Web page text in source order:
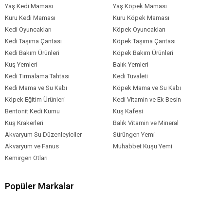
Yaş Kedi Maması
Yaş Köpek Maması
Kuru Kedi Maması
Kuru Köpek Maması
Kedi Oyuncakları
Köpek Oyuncakları
Kedi Taşıma Çantası
Köpek Taşıma Çantası
Kedi Bakım Ürünleri
Köpek Bakım Ürünleri
Kuş Yemleri
Balık Yemleri
Kedi Tırmalama Tahtası
Kedi Tuvaleti
Kedi Mama ve Su Kabı
Köpek Mama ve Su Kabı
Köpek Eğitim Ürünleri
Kedi Vitamin ve Ek Besin
Bentonit Kedi Kumu
Kuş Kafesi
Kuş Krakerleri
Balık Vitamin ve Mineral
Akvaryum Su Düzenleyiciler
Sürüngen Yemi
Akvaryum ve Fanus
Muhabbet Kuşu Yemi
Kemirgen Otları
Popüler Markalar